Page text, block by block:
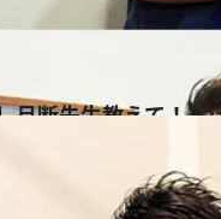
月断先生教えて！